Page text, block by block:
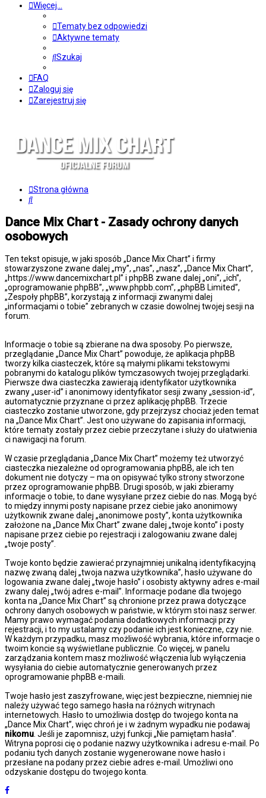
Więcej…
Tematy bez odpowiedzi
Aktywne tematy
Szukaj
FAQ
Zaloguj się
Zarejestruj się
Strona główna
Szukaj
Dance Mix Chart - Zasady ochrony danych
osobowych
Ten tekst opisuje, w jaki sposób „Dance Mix Chart” i firmy
stowarzyszone zwane dalej „my”, „nas”, „nasz”, „Dance Mix Chart”,
„https://www.dancemixchart.pl” i phpBB zwane dalej „oni”, „ich”,
„oprogramowanie phpBB”, „www.phpbb.com”, „phpBB Limited”,
„Zespoły phpBB”, korzystają z informacji zwanymi dalej
„informacjami o tobie” zebranych w czasie dowolnej twojej sesji na
forum.
Informacje o tobie są zbierane na dwa sposoby. Po pierwsze,
przeglądanie „Dance Mix Chart” powoduje, że aplikacja phpBB
tworzy kilka ciasteczek, które są małymi plikami tekstowymi
pobranymi do katalogu plików tymczasowych twojej przeglądarki.
Pierwsze dwa ciasteczka zawierają identyfikator użytkownika
zwany „user-id” i anonimowy identyfikator sesji zwany „session-id”,
automatycznie przyznane ci przez aplikację phpBB. Trzecie
ciasteczko zostanie utworzone, gdy przejrzysz chociaż jeden temat
na „Dance Mix Chart”. Jest ono używane do zapisania informacji,
które tematy zostały przez ciebie przeczytane i służy do ułatwienia
ci nawigacji na forum.
W czasie przeglądania „Dance Mix Chart” możemy też utworzyć
ciasteczka niezależne od oprogramowania phpBB, ale ich ten
dokument nie dotyczy – ma on opisywać tylko strony stworzone
przez oprogramowanie phpBB. Drugi sposób, w jaki zbieramy
informacje o tobie, to dane wysyłane przez ciebie do nas. Mogą być
to między innymi posty napisane przez ciebie jako anonimowy
użytkownik zwane dalej „anonimowe posty”, konta użytkownika
założone na „Dance Mix Chart” zwane dalej „twoje konto” i posty
napisane przez ciebie po rejestracji i zalogowaniu zwane dalej
„twoje posty”.
Twoje konto będzie zawierać przynajmniej unikalną identyfikacyjną
nazwę zwaną dalej „twoja nazwa użytkownika”, hasło używane do
logowania zwane dalej „twoje hasło” i osobisty aktywny adres e-mail
zwany dalej „twój adres e-mail”. Informacje podane dla twojego
konta na „Dance Mix Chart” są chronione przez prawa dotyczące
ochrony danych osobowych w państwie, w którym stoi nasz serwer.
Mamy prawo wymagać podania dodatkowych informacji przy
rejestracji, i to my ustalamy czy podanie ich jest konieczne, czy nie.
W każdym przypadku, masz możliwość wybrania, które informacje o
twoim koncie są wyświetlane publicznie. Co więcej, w panelu
zarządzania kontem masz możliwość włączenia lub wyłączenia
wysyłania do ciebie automatycznie generowanych przez
oprogramowanie phpBB e-maili.
Twoje hasło jest zaszyfrowane, więc jest bezpieczne, niemniej nie
należy używać tego samego hasła na różnych witrynach
internetowych. Hasło to umożliwia dostęp do twojego konta na
„Dance Mix Chart”, więc chroń je i w żadnym wypadku nie podawaj
nikomu . Jeśli je zapomnisz, użyj funkcji „Nie pamiętam hasła”.
Witryna poprosi cię o podanie nazwy użytkownika i adresu e-mail. Po
podaniu tych danych zostanie wygenerowane nowe hasło i
przesłane na podany przez ciebie adres e-mail. Umożliwi ono
odzyskanie dostępu do twojego konta.